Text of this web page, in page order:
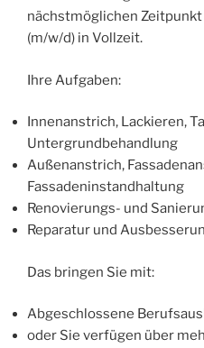
nächstmöglichen
(m/w/d) in Vollzeit.
Ihre Aufgaben:
Innenanstrich, Lackieren,
Untergrundbehandlung
Außenanstrich,
Fassadeninstandhaltung
Renovierungs- und
Reparatur und
Das bringen Sie mit:
Abgeschlossene
oder Sie verfügen über